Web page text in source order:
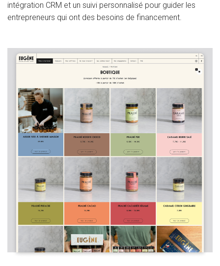
intégration CRM et un suivi personnalisé pour guider les
entrepreneurs qui ont des besoins de financement.